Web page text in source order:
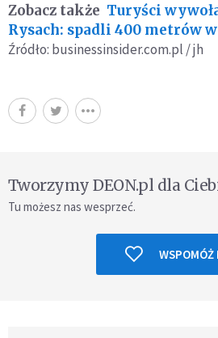
Zobacz także Turyści
Rysach: spadli 400 metrów w
Źródło: businessinsider.com.pl / jh
Tworzymy DEON.pl dla
Tu możesz nas wesprzeć.
WSPOMÓŻ